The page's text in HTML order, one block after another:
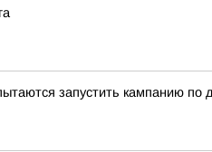
запустить кампанию по